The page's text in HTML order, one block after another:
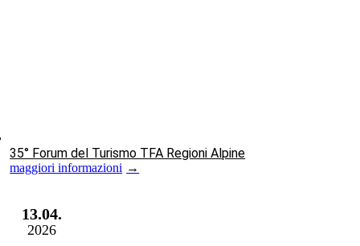
35° Forum del Turismo TFA Regioni Alpine
maggiori informazioni
13.04.
2026